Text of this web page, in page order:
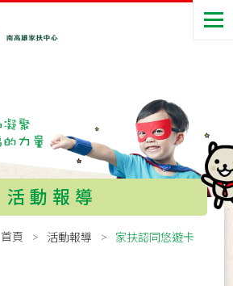
活動報導
首頁 活動報導 家扶認同悠遊卡